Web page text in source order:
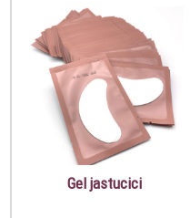
Gel jastucici